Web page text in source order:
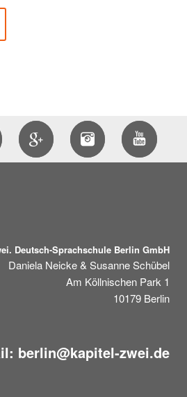
Deutsch-Sprachschule Berlin GmbH
Daniela Neicke & Susanne Schübel
Am Köllnischen Park 1
10179 Berlin
berlin@kapitel-zwei.de